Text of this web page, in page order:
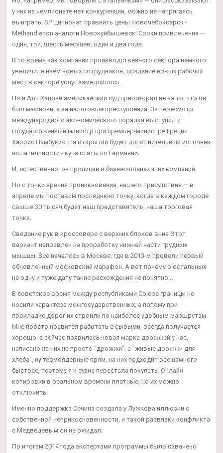
у них на чемпионате нет конкуренции, можно не напрягаясь
выиграть. SP Ципионат сравнить цены Новочебоксарск -
Methandienon аналоги Новокуйбышевск! Сроки привлечения —
один, три, шесть месяцев, один и два года.
В то время как компании производственного сектора немного
увеличили наем новых сотрудников, создание новых рабочих
мест в секторе услуг замедлилось.
Но и Аль Капоне американский суд приговорил не за то, что он
был мафиози, а за налоговые преступления. За пересмотр
международного экономического порядка выступил и
государственный министр при премьер-министре Греции
Харрис Памбукис. На открытии будет дополнительный источник
волатильности - куча статы по Германии.
И, естественно, он прописан в бизнес-планах этих компаний.
Но с точки зрения проникновения, нашего присутствия — в
апреле мы поставим последнюю точку, когда в каждом городе
свыше 30 тысяч будет наш представитель, наша торговая
точка.
Сведение рук в кроссовере с верхних блоков вниз Этот
вариант направлен на проработку нижней части грудных
мышцы. Все началось в Москве, где в 2013-м провели первый
обновленный московский марафон. А вот почему в остальных
на одну и туже дату такие расхождения не понятно...
В советское время между республиками Союза границы не
носили характера межгосударственных, а потому при
прокладке дорог их строили по наиболее удобным маршрутам.
Мне просто нравится работать с сырыми, всегда получается
хорошо, а сейчас появилась новая марка дрожжей у нас,
написано на них не просто "дрожжи", а "живые дрожжи для
хлеба", ну термоядерные прям, на них подходит все намного
быстрее, поэтому я и сухие перестала покупать. Онлайн
котировки в реальном времени платные, но их можно
отключить.
Именно поддержка Сечина создала у Лужкова иллюзии о
собственной неприкосновенности, и такой развязки конфликта
с Медведевым он не ожидал.
По итогам 2014 года экспертами программы было охвачено